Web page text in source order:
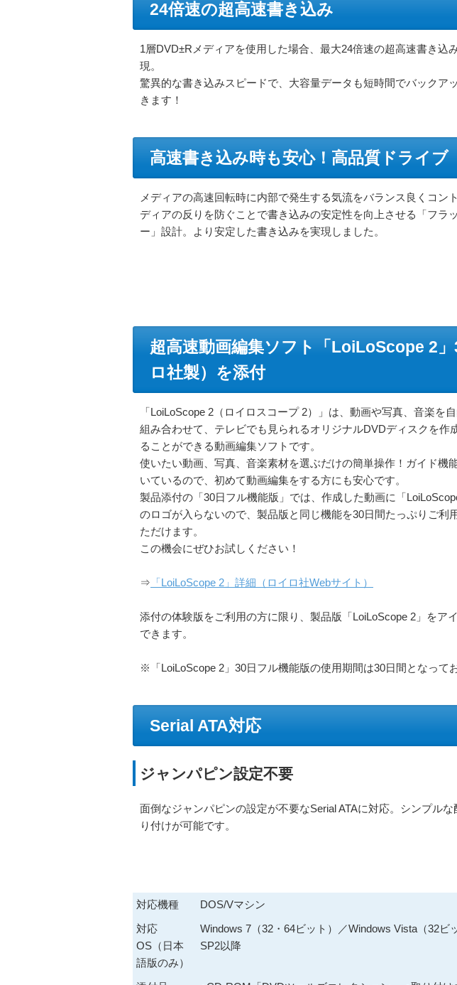
24倍速の超高速書き込み
1層DVD±Rメディアを使用した場合、最大24倍速の超高速書き込
現。
驚異的な書き込みスピードで、大容量データも短時間でバックア
きます！
高速書き込み時も安心！高品質ドライブ
メディアの高速回転時に内部で発生する気流をバランス良くコン
ディアの反りを防ぐことで書き込みの安定性を向上させる「フラ
ー」設計。より安定した書き込みを実現しました。
超高速動画編集ソフト「LoiLoScope 2
ロ社製）を添付
「LoiLoScope 2（ロイロスコープ 2）」は、動画や写真、音楽を
組み合わせて、テレビでも見られるオリジナルDVDディスクを作
ることができる動画編集ソフトです。
使いたい動画、写真、音楽素材を選ぶだけの簡単操作！ガイド機
いているので、初めて動画編集をする方にも安心です。
製品添付の「30日フル機能版」では、作成した動画に「
のロゴが入らないので、製品版と同じ機能を30日間たっぷりご利
ただけます。
この機会にぜひお試しください！
⇒ 「LoiLoScope 2」詳細（ロイロ社Webサイト）
添付の体験版をご利用の方に限り、製品版「LoiLoScope 2」をア
できます。
※「LoiLoScope 2」30日フル機能版の使用期間は30日間となって
Serial ATA対応
ジャンパピン設定不要
面倒なジャンパピンの設定が不要なSerial ATAに対応。シンプルな
り付けが可能です。
対応機種
DOS/Vマシン
対応
OS（日本
語版のみ）
Windows 7（32・64ビット）／Windows Vista（32ビ
SP2以降